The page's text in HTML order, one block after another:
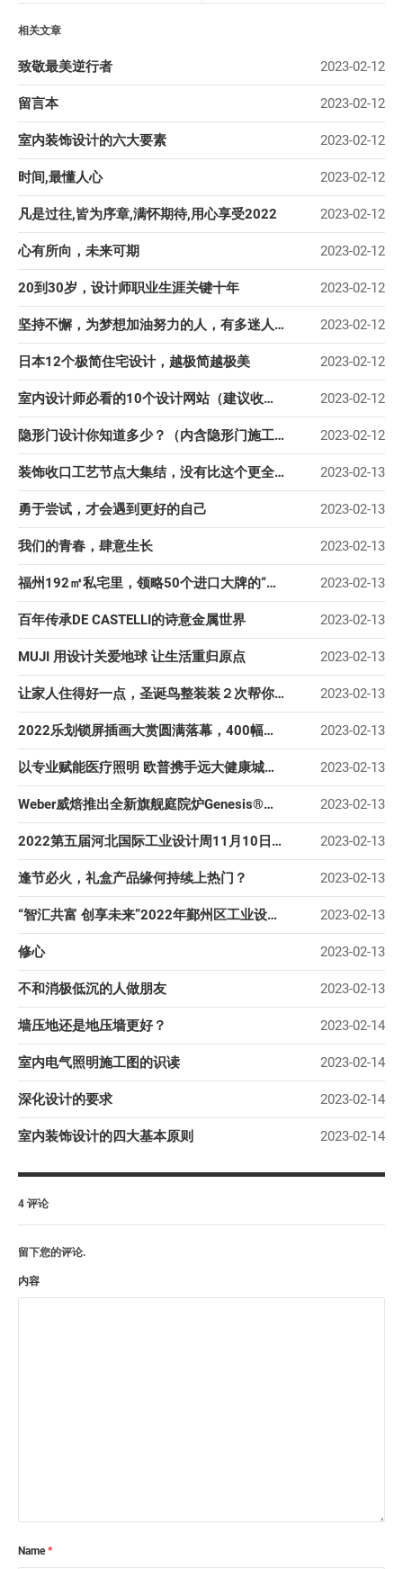
相关文章
致敬最美逆行者 2023-02-12
留言本 2023-02-12
室内装饰设计的六大要素 2023-02-12
时间,最懂人心 2023-02-12
凡是过往,皆为序章,满怀期待,用心享受2022 2023-02-12
心有所向，未来可期 2023-02-12
20到30岁，设计师职业生涯关键十年 2023-02-12
坚持不懈，为梦想加油努力的人，有多迷人？ 2023-02-12
日本12个极简住宅设计，越极简越极美 2023-02-12
室内设计师必看的10个设计网站（建议收藏） 2023-02-12
隐形门设计你知道多少？（内含隐形门施工工艺） 2023-02-12
装饰收口工艺节点大集结，没有比这个更全的了，值得收藏 2023-02-13
勇于尝试，才会遇到更好的自己 2023-02-13
我们的青春，肆意生长 2023-02-13
福州192㎡私宅里，领略50个进口大牌的“奢”与“度” 2023-02-13
百年传承DE CASTELLI的诗意金属世界 2023-02-13
MUJI 用设计关爱地球 让生活重归原点 2023-02-13
让家人住得好一点，圣诞鸟整装装２次帮你兑现 2023-02-13
2022乐划锁屏插画大赏圆满落幕，400幅优质作品获奖 2023-02-13
以专业赋能医疗照明 欧普携手远大健康城打造医疗照明新标杆 2023-02-13
Weber威焙推出全新旗舰庭院炉Genesis®系列 2023-02-13
2022第五届河北国际工业设计周11月10日启幕 2023-02-13
逢节必火，礼盒产品缘何持续上热门？ 2023-02-13
“智汇共富 创享未来”2022年鄞州区工业设计师技能大赛启动仪式举行 2023-02-13
修心 2023-02-13
不和消极低沉的人做朋友 2023-02-13
墙压地还是地压墙更好？ 2023-02-14
室内电气照明施工图的识读 2023-02-14
深化设计的要求 2023-02-14
室内装饰设计的四大基本原则 2023-02-14
4 评论
留下您的评论.
内容
Name*